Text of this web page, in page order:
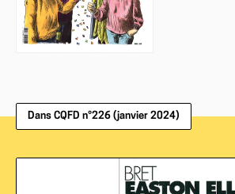
Dans CQFD n°226 (janvier 2024)